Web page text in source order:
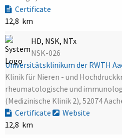
Certificate
12,8 km
HD, NSK, NTx
NSK-026
Universitätsklinikum der RWTH
Klinik für Nieren - und
rheumatologische und
(Medizinische Klinik 2), 52074
Certificate
Website
12,8 km